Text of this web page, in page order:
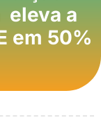
eleva a
em 50%